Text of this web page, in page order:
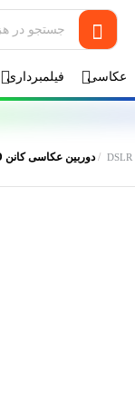
عکاسی فیلمبرداری
/دوربین عکاسی کانن Canon EOS 850D